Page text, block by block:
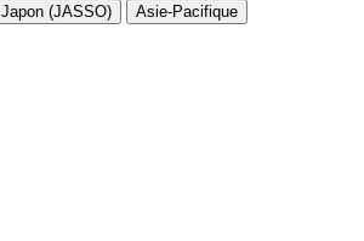
Japon (JASSO) Asie-Pacifique